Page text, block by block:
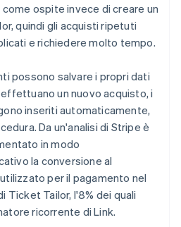
ospite invece di creare un
quindi gli acquisti ripetuti
e richiedere molto tempo.
possono salvare i propri dati
un nuovo acquisto, i
inseriti automaticamente,
Da un'analisi di Stripe è
in modo
la conversione al
per il pagamento nel
Ticket Tailor, l'8% dei quali
ricorrente di Link.